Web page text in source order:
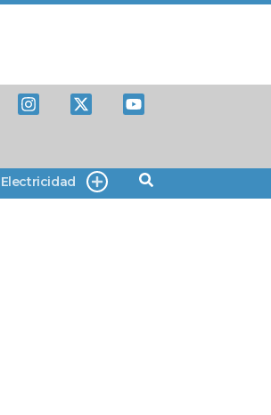
Electricidad